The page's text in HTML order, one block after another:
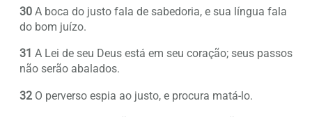
30 A boca do justo fala de sabedoria, e sua língua fala
do bom juízo.
31 A Lei de seu Deus está em seu coração; seus passos
não serão abalados.
32 O perverso espia ao justo, e procura matá-lo.